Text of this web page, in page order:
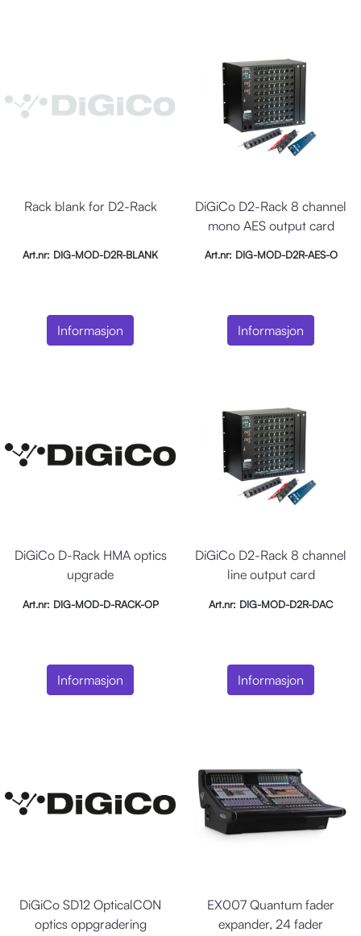
Rack blank for D2-Rack
Art.nr: DIG-MOD-D2R-BLANK
Informasjon
DiGiCo D2-Rack 8 channel
mono AES output card
Art.nr: DIG-MOD-D2R-AES-O
Informasjon
DiGiCo D-Rack HMA optics
upgrade
Art.nr: DIG-MOD-D-RACK-OP
Informasjon
DiGiCo D2-Rack 8 channel
line output card
Art.nr: DIG-MOD-D2R-DAC
Informasjon
DiGiCo SD12 OpticalCON
optics oppgradering
EX007 Quantum fader
expander, 24 fader